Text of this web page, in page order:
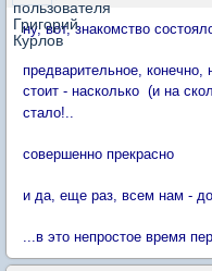
ну, вот, знакомство
предварительное, конечно,
стоит - насколько (и на
стало!..
совершенно прекрасно
и да, еще раз, всем нам -
...в это непростое время